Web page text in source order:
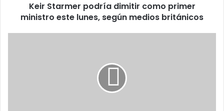
medios
Keir Starmer podría dimitir como primer
ministro este lunes, según medios británicos